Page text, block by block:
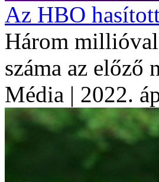
Az HBO
Három
száma az előző
Média | 2022.